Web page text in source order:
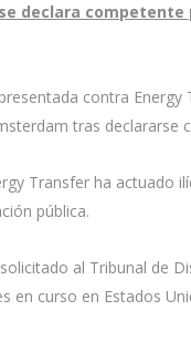
declara
contra
tras declararse
Transfer ha
pública.
al Tribunal de
en curso en Estados